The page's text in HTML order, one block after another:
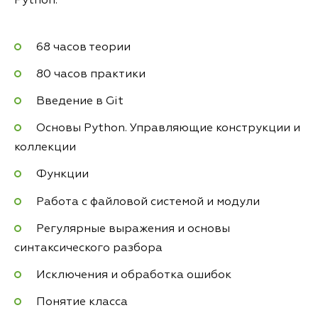
68 часов теории
80 часов практики
Введение в Git
Основы Python. Управляющие конструкции и
коллекции
Функции
Работа с файловой системой и модули
Регулярные выражения и основы
синтаксического разбора
Исключения и обработка ошибок
Понятие класса